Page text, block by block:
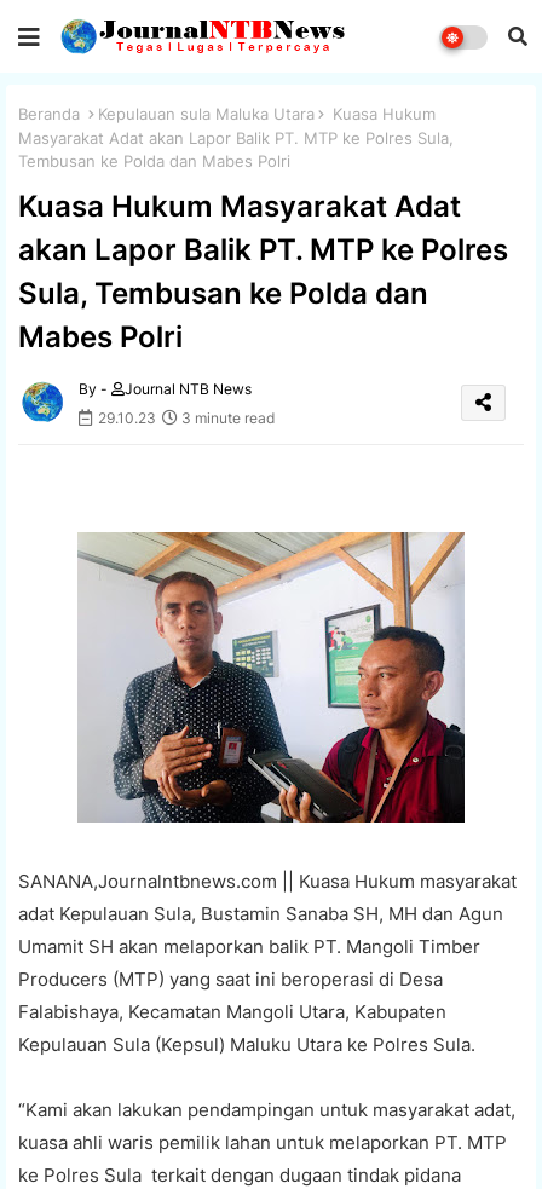
Beranda Kepulauan sula Maluka Utara
Kuasa Hukum
Masyarakat Adat akan Lapor Balik PT. MTP ke Polres Sula,
Tembusan ke Polda dan Mabes Polri
Kuasa Hukum Masyarakat Adat
akan Lapor Balik PT. MTP ke Polres
Sula, Tembusan ke Polda dan
Mabes Polri
By -
Journal NTB News
29.10.23
3 minute read
SANANA,Journalntbnews.com || Kuasa Hukum masyarakat
adat Kepulauan Sula, Bustamin Sanaba SH, MH dan Agun
Umamit SH akan melaporkan balik PT. Mangoli Timber
Producers (MTP) yang saat ini beroperasi di Desa
Falabishaya, Kecamatan Mangoli Utara, Kabupaten
Kepulauan Sula (Kepsul) Maluku Utara ke Polres Sula.
“Kami akan lakukan pendampingan untuk masyarakat adat,
kuasa ahli waris pemilik lahan untuk melaporkan PT. MTP
ke Polres Sula terkait dengan dugaan tindak pidana